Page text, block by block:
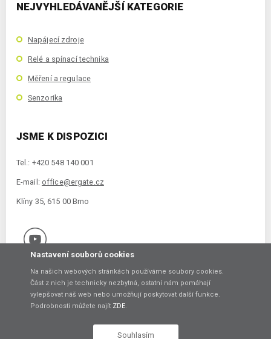
NEJVYHLEDÁVANĚJŠÍ KATEGORIE
Napájecí zdroje
Relé a spínací technika
Měření a regulace
Senzorika
JSME K DISPOZICI
Tel.: +420 548 140 001
E-mail: office@ergate.cz
Klíny 35, 615 00 Brno
Copyright © 2021 ERGATE Automation s.r.o., Klíny 35, 61500 Brno
Nastavení souborů cookies
Na našich webových stránkách používáme soubory cookies.
Část z nich je technicky nezbytná, ostatní nám pomáhají
vylepšovat náš web nebo umožňují poskytovat další funkce.
Podrobnosti můžete najít ZDE.
Souhlasím